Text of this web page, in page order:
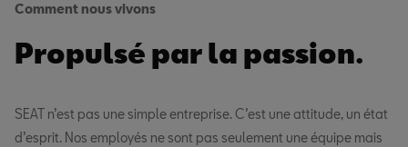
Comment nous vivons
Propulsé par la passion.
SEAT n’est pas une simple entreprise. C’est une attitude, un état
d’esprit. Nos employés ne sont pas seulement une équipe mais